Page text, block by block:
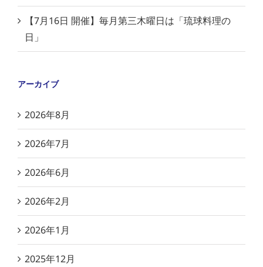
【7月16日 開催】毎月第三木曜日は「琉球料理の
日」
アーカイブ
2026年8月
2026年7月
2026年6月
2026年2月
2026年1月
2025年12月